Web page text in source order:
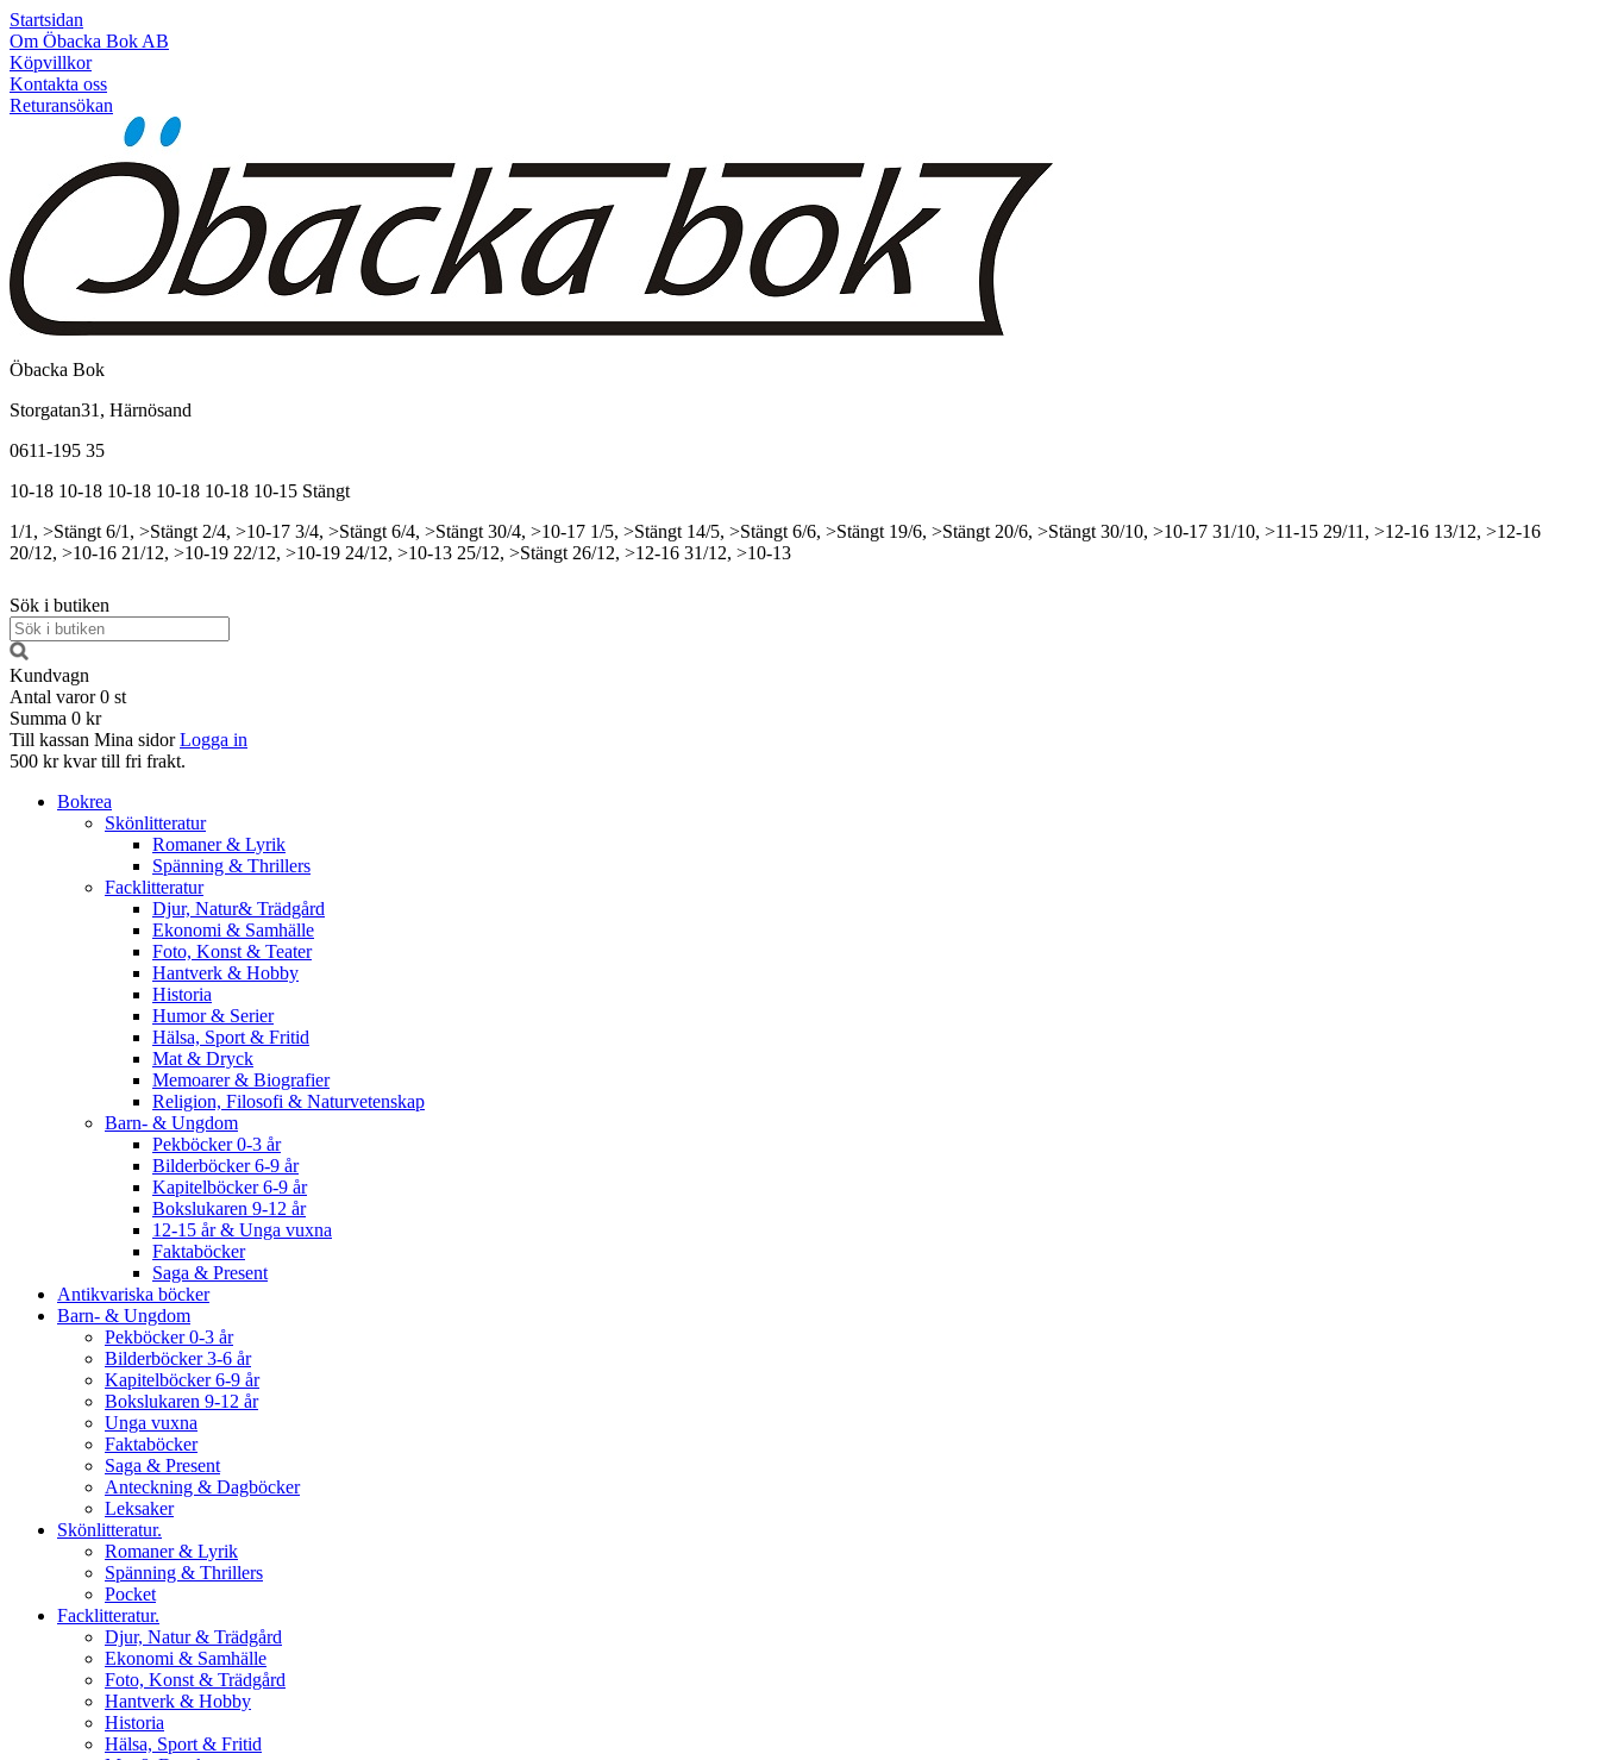
Startsidan
Om Öbacka Bok AB
Köpvillkor
Kontakta oss
Returansökan
Öbacka Bok
Storgatan31, Härnösand
0611-195 35
10-18 10-18 10-18 10-18 10-18 10-15 Stängt
1/1, >Stängt 6/1, >Stängt 2/4, >10-17 3/4, >Stängt 6/4, >Stängt 30/4, >10-17 1/5, >Stängt 14/5, >Stängt 6/6, >Stängt 19/6, >Stängt 20/6, >Stängt 30/10, >10-17 31/10, >11-15 29/11, >12-16 13/12, >12-16
20/12, >10-16 21/12, >10-19 22/12, >10-19 24/12, >10-13 25/12, >Stängt 26/12, >12-16 31/12, >10-13
Sök i butiken
Kundvagn
Antal varor 0 st
Summa 0 kr
Till kassan Mina sidor Logga in
500 kr kvar till fri frakt.
Bokrea
Skönlitteratur
Romaner & Lyrik
Spänning & Thrillers
Facklitteratur
Djur, Natur& Trädgård
Ekonomi & Samhälle
Foto, Konst & Teater
Hantverk & Hobby
Historia
Humor & Serier
Hälsa, Sport & Fritid
Mat & Dryck
Memoarer & Biografier
Religion, Filosofi & Naturvetenskap
Barn- & Ungdom
Pekböcker 0-3 år
Bilderböcker 6-9 år
Kapitelböcker 6-9 år
Bokslukaren 9-12 år
12-15 år & Unga vuxna
Faktaböcker
Saga & Present
Antikvariska böcker
Barn- & Ungdom
Pekböcker 0-3 år
Bilderböcker 3-6 år
Kapitelböcker 6-9 år
Bokslukaren 9-12 år
Unga vuxna
Faktaböcker
Saga & Present
Anteckning & Dagböcker
Leksaker
Skönlitteratur.
Romaner & Lyrik
Spänning & Thrillers
Pocket
Facklitteratur.
Djur, Natur & Trädgård
Ekonomi & Samhälle
Foto, Konst & Trädgård
Hantverk & Hobby
Historia
Hälsa, Sport & Fritid